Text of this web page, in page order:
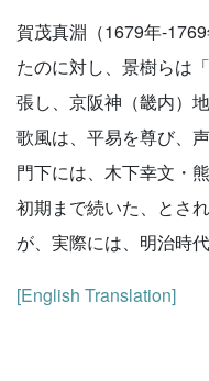
賀茂真淵（1679年-
たのに対し、景樹らは
張し、京阪神（畿内）
歌風は、平易を尊び、
門下には、木下幸文・
初期まで続いた、とされ
が、実際には、明治時
[English Translation]